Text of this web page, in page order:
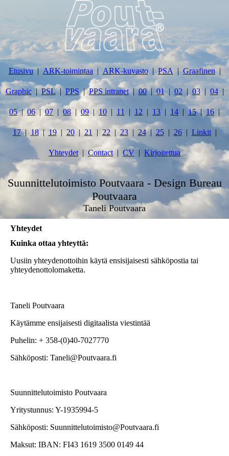
Etusivu ARK-toimintaa ARK-kuvasto PSA Graafinen
Graphic PSL PPS PPS intranet 00 01 02 03 04
05 06 07 08 09 10 11 12 13 14 15 16
17 18 19 20 21 22 23 24 25 26 Linkit
Yhteydet Contact CV Kirjoitettua
Suunnittelutoimisto Poutvaara - Design Bureau
Poutvaara
Taneli Poutvaara
Yhteydet
Kuinka ottaa yhteyttä:
Uusiin yhteydenottoihin käytä ensisijaisesti sähköpostia tai
yhteydenottolomaketta.
Taneli Poutvaara
Käytämme ensijaisesti digitaalista viestintää
Puhelin: + 358-(0)40-7027770
Sähköposti: Taneli@Poutvaara.fi
Suunnittelutoimisto Poutvaara
Yritystunnus: Y-1935994-5
Sähköposti: Suunnittelutoimisto@Poutvaara.fi
Maksut: IBAN: FI43 1619 3500 0149 44